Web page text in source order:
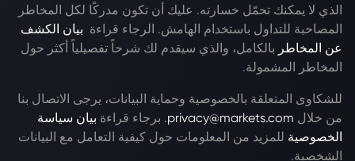
الذي لا يمكنك تحمّل خسارته. عليك أن تكون مدركًا لكل المخاطر
المصاحبة للتداول باستخدام الهامش. الرجاء قراءة بيان الكشف
عن المخاطر بالكامل، والذي سيقدم لك شرحاً تفصيلياً أكثر حول
المخاطر المشمولة.
للشكاوى المتعلقة بالخصوصية وحماية البيانات، يرجى الاتصال بنا
من خلال privacy@markets.com. برجاء قراءة بيان سياسة
الخصوصية للمزيد من المعلومات حول كيفية التعامل مع البيانات
الشخصية.